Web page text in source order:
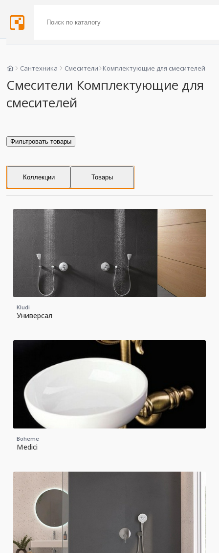
Сантехника Смесители Комплектующие для смесителей
Смесители Комплектующие для
смесителей
Фильтровать товары
Коллекции Товары
Kludi
Универсал
Boheme
Medici